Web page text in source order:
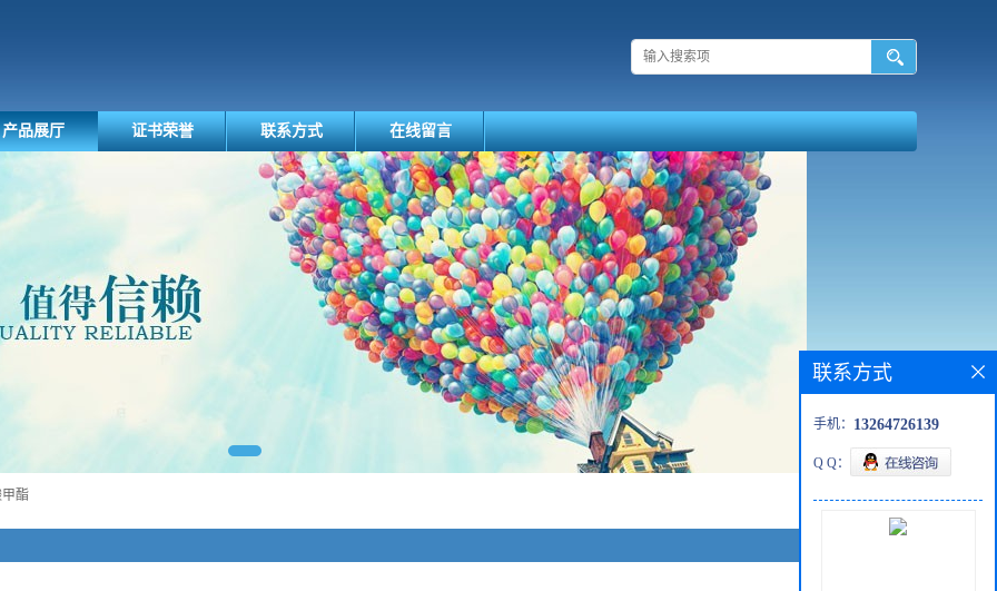
产品展厅 证书荣誉 联系方式 在线留言
酯
联系方式
手机： 13264726139
Q Q：